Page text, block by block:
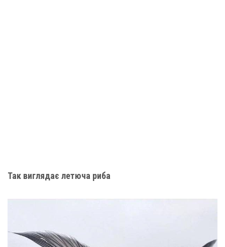
Так виглядає летюча риба